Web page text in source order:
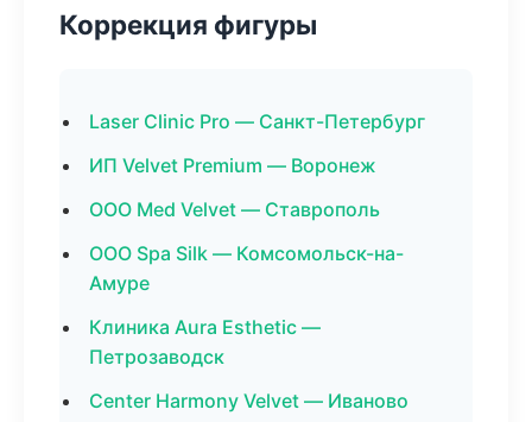
Коррекция фигуры
Laser Clinic Pro — Санкт-Петербург
ИП Velvet Premium — Воронеж
ООО Med Velvet — Ставрополь
ООО Spa Silk — Комсомольск-на-
Амуре
Клиника Aura Esthetic —
Петрозаводск
Center Harmony Velvet — Иваново